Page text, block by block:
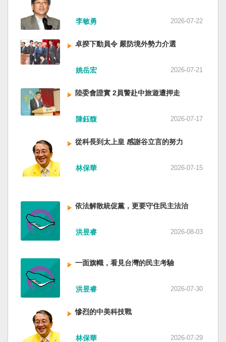
李敏勇 2026-07-22
卓揆下動員令 嚴防境外勢力介選
姚岳宏 2026-07-21
陸委會證實 2員警赴中旅遊遭押走
陳鈺馥 2026-07-17
從科長到太上皇 感謝谷立言的努力
林保華 2026-07-15
依法解散統促黨，更要守住民主法治
洪昱睿 2026-08-03
一面旗幟，看見台灣的民主考驗
洪昱睿 2026-07-30
慘烈的中美科技戰
林保華 2026-07-29